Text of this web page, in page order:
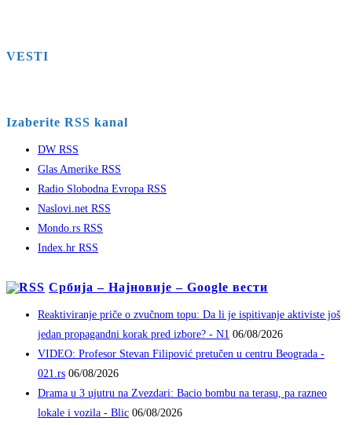
VESTI
Izaberite RSS kanal
DW RSS
Glas Amerike RSS
Radio Slobodna Evropa RSS
Naslovi.net RSS
Mondo.rs RSS
Index.hr RSS
Србија – Најновије – Google вести
Reaktiviranje priče o zvučnom topu: Da li je ispitivanje aktiviste još
jedan propagandni korak pred izbore? - N1 06/08/2026
VIDEO: Profesor Stevan Filipović pretučen u centru Beograda -
021.rs 06/08/2026
Drama u 3 ujutru na Zvezdari: Bacio bombu na terasu, pa razneo
lokale i vozila - Blic 06/08/2026